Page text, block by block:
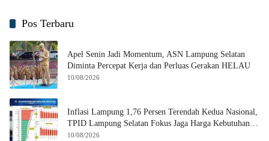
Pos Terbaru
Apel Senin Jadi Momentum, ASN Lampung Selatan
Diminta Percepat Kerja dan Perluas Gerakan HELAU
10/08/2026
Inflasi Lampung 1,76 Persen Terendah Kedua Nasional,
TPID Lampung Selatan Fokus Jaga Harga Kebutuhan
Pokok
10/08/2026